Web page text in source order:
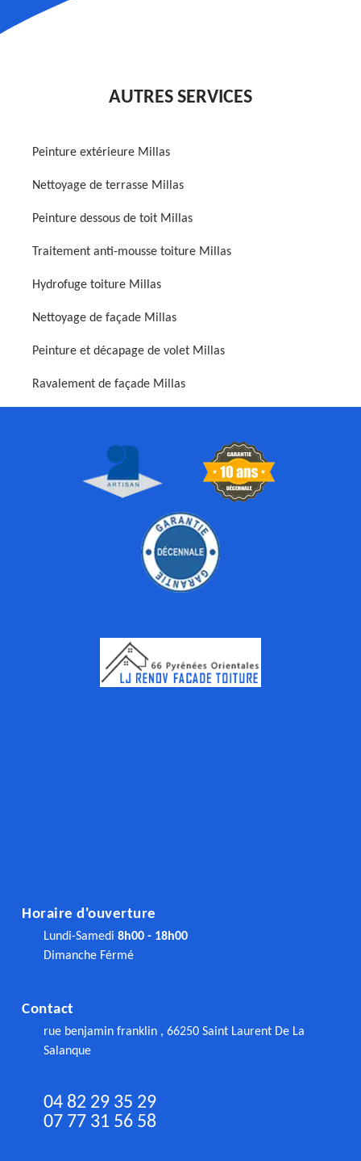
AUTRES SERVICES
Peinture extérieure Millas
Nettoyage de terrasse Millas
Peinture dessous de toit Millas
Traitement anti-mousse toiture Millas
Hydrofuge toiture Millas
Nettoyage de façade Millas
Peinture et décapage de volet Millas
Ravalement de façade Millas
Horaire d'ouverture
Lundi-Samedi 8h00 - 18h00
Dimanche Férmé
Contact
rue benjamin franklin , 66250 Saint Laurent De La
Salanque
04 82 29 35 29
07 77 31 56 58